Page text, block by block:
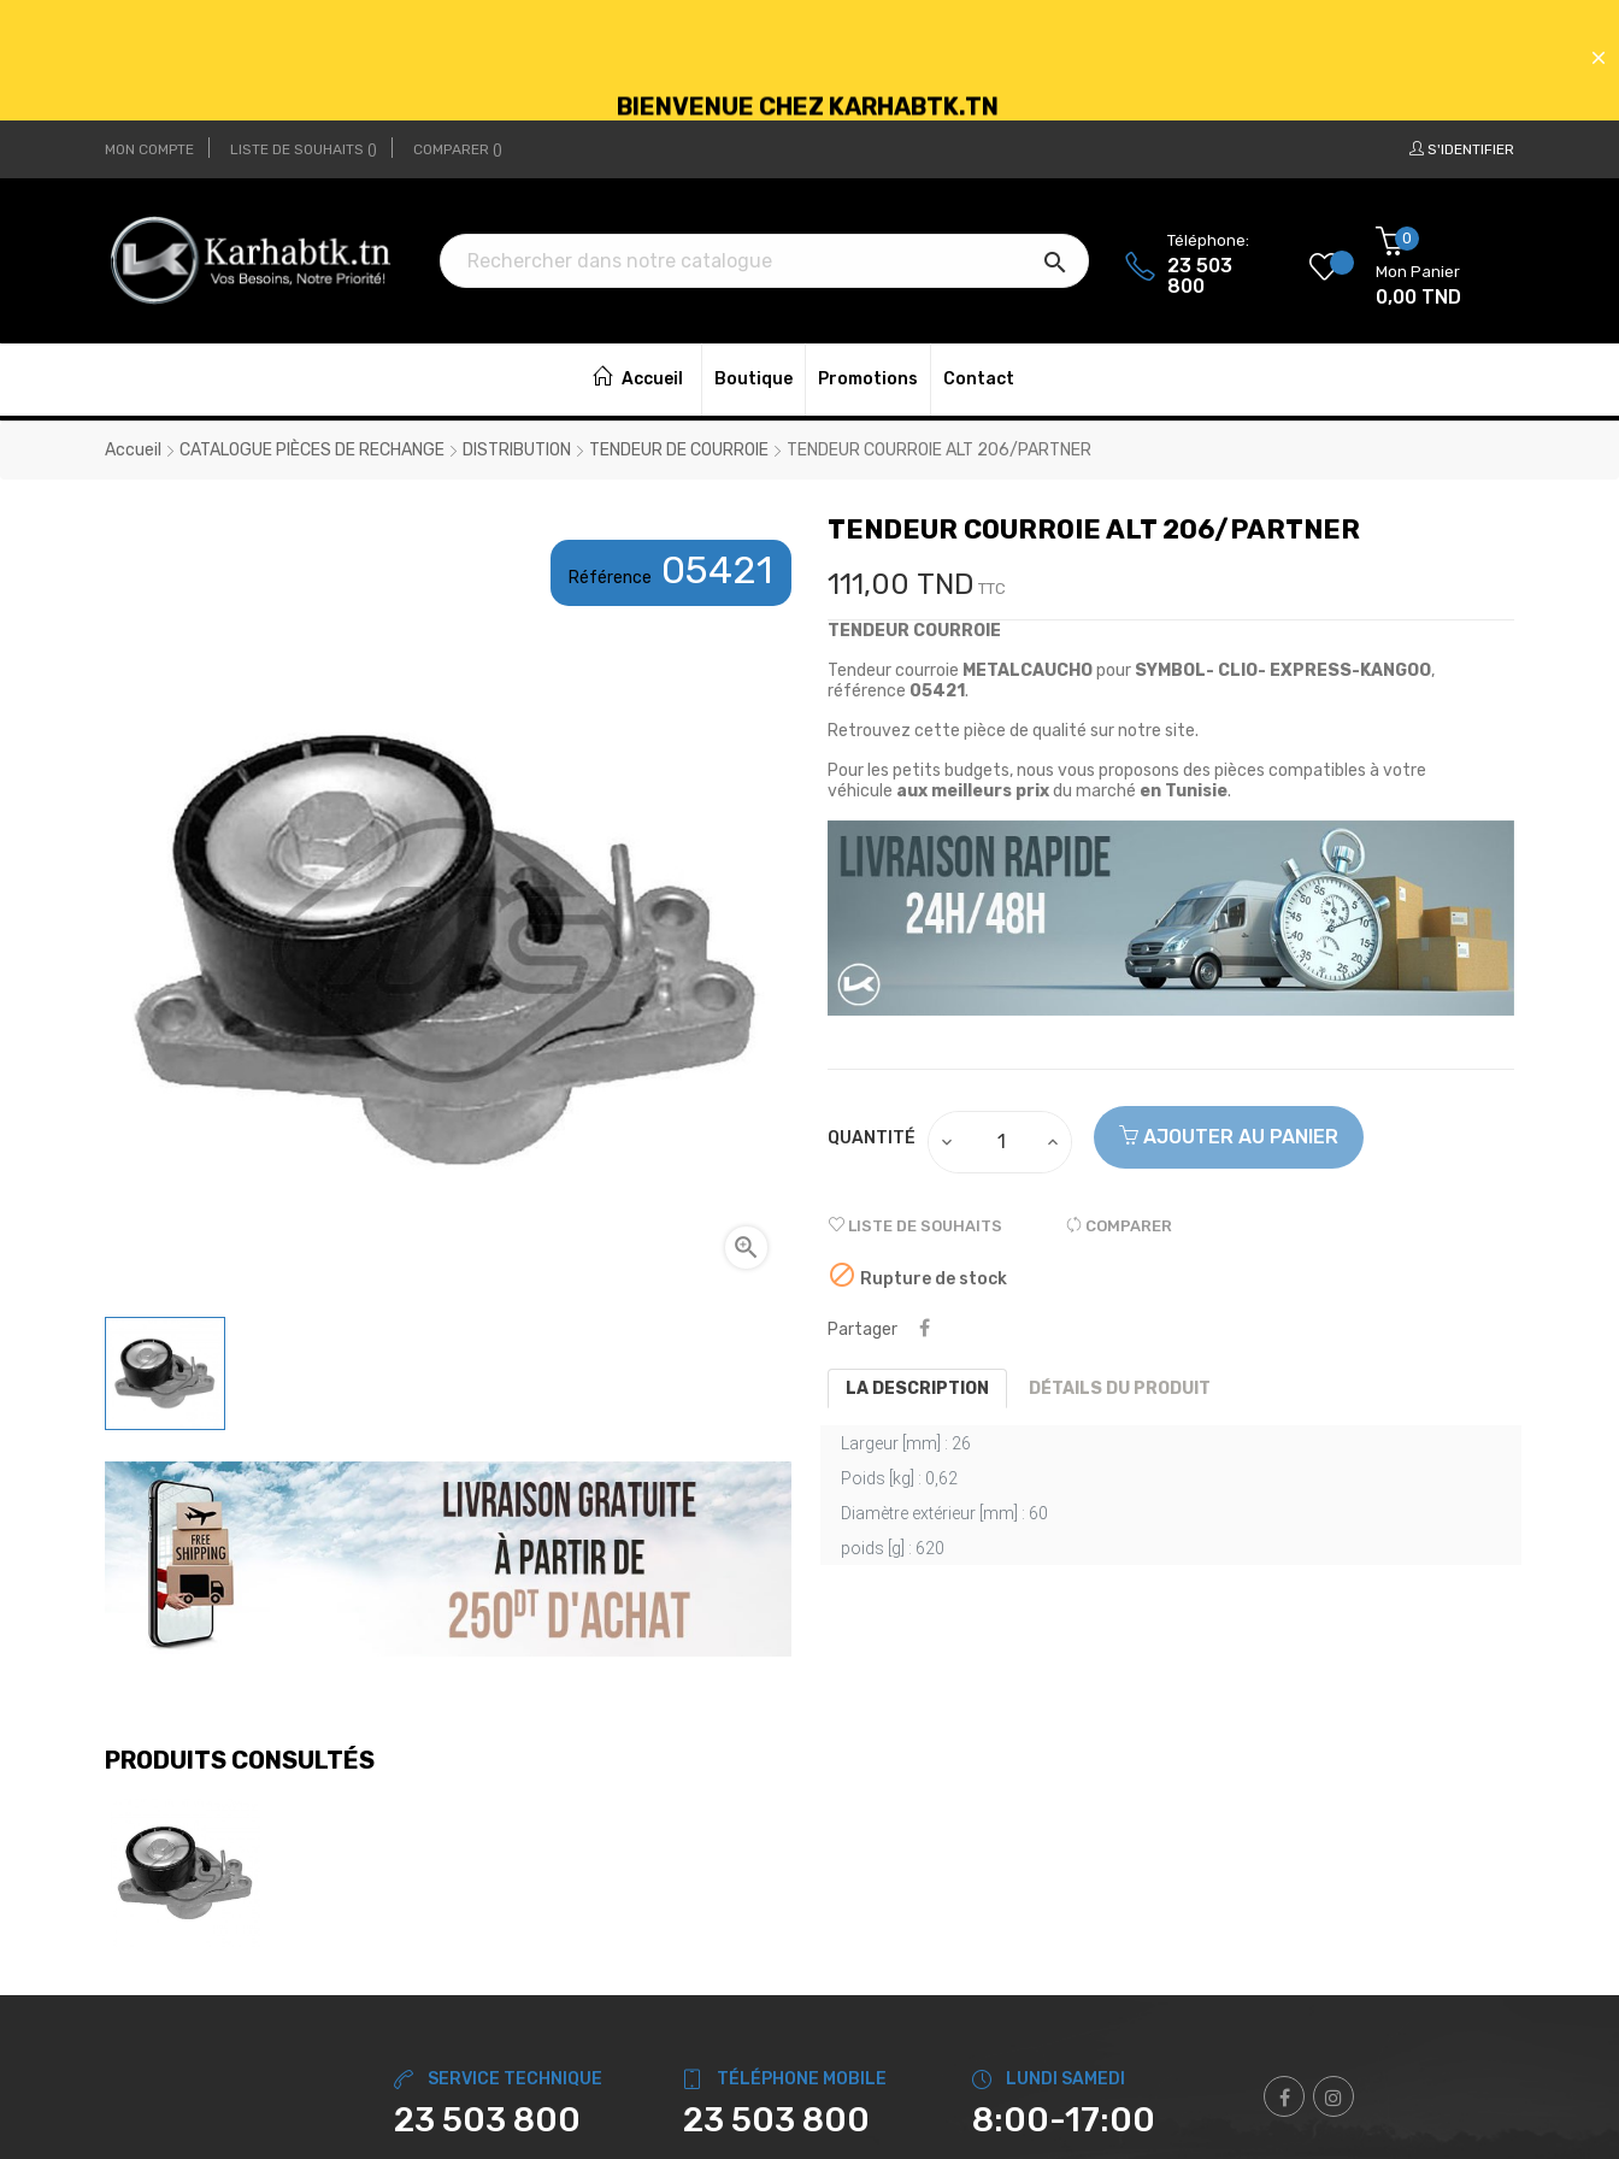
LIVRAISON GRATUITE À PARTIR DE 250DT D'ACHATS
BIENVENUE CHEZ KARHABTK.TN
LIVRAISON GRATUITE À PARTIR DE 250DT D'ACHATS
MON COMPTE LISTE DE SOUHAITS COMPARER S'IDENTIFIER

Téléphone:
23 503
800
0
Mon Panier
0,00 TND
Accueil Boutique Promotions Contact
Accueil CATALOGUE PIÈCES DE RECHANGE DISTRIBUTION TENDEUR DE COURROIE TENDEUR COURROIE ALT 206/PARTNER
Référence 05421

TENDEUR COURROIE ALT 206/PARTNER
111,00 TND TTC
TENDEUR COURROIE
Tendeur courroie METALCAUCHOpour SYMBOL- CLIO- EXPRESS-KANGOO,
référence 05421.
Retrouvez cette pièce de qualité sur notre site.
Pour les petits budgets, nous vous proposons des pièces compatibles à votre
véhicule aux meilleurs prixdu marché en Tunisie.
QUANTITÉ AJOUTER AU PANIER
LISTE DE SOUHAITS COMPARER
 Rupture de stock
Partager
LA DESCRIPTION DÉTAILS DU PRODUIT
Largeur [mm] : 26
Poids [kg] : 0,62
Diamètre extérieur [mm] : 60
poids [g] : 620
PRODUITS CONSULTÉS
SERVICE TECHNIQUE
23 503 800
TÉLÉPHONE MOBILE
23 503 800
LUNDI SAMEDI
8:00-17:00